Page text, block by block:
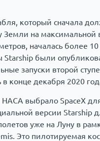
который сначала
Земли на максимальной
началась более 10
Starship были
запуски второй
в конце декабря 2020
НАСА выбрало SpaceX
версии Starship
уже на Луну в
Это пилотируемая